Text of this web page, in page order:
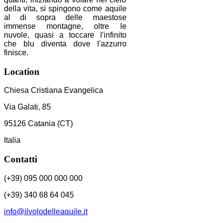
della vita, si spingono come aquile
al di sopra delle maestose
immense montagne, oltre le
nuvole, quasi a toccare l'infinito
che blu diventa dove l'azzurro
finisce.
Location
Chiesa Cristiana Evangelica
Via Galati, 85
95126 Catania (CT)
Italia
Contatti
(+39) 095 000 000 000
(+39) 340 68 64 045
info@ilvolodelleaquile.it